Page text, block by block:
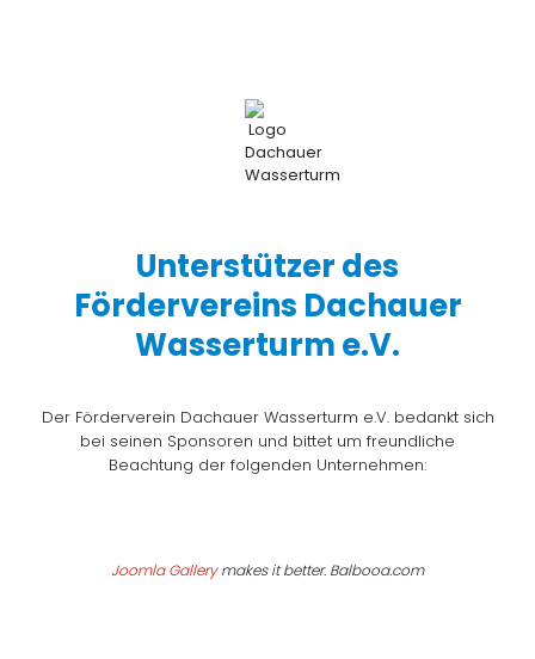
Unterstützer des
Fördervereins Dachauer
Wasserturm e.V.
Der Förderverein Dachauer Wasserturm e.V. bedankt sich
bei seinen Sponsoren und bittet um freundliche
Beachtung der folgenden Unternehmen:
Joomla Gallerymakes it better. Balbooa.com